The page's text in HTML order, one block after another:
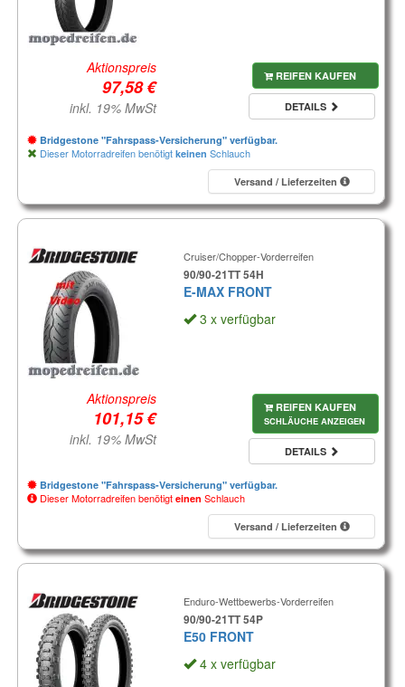
Aktionspreis
inkl. 19% MwSt
REIFEN KAUFEN
DETAILS
Bridgestone "Fahrspass-Versicherung" verfügbar.
Dieser Motorradreifen benötigt keinen Schlauch
Versand / Lieferzeiten
Cruiser/Chopper-Vorderreifen
90/90-21TT 54H
E-MAX FRONT
3 x verfügbar
Aktionspreis
inkl. 19% MwSt
REIFEN KAUFEN
SCHLÄUCHE ANZEIGEN
DETAILS
Bridgestone "Fahrspass-Versicherung" verfügbar.
Dieser Motorradreifen benötigt einen Schlauch
Versand / Lieferzeiten
Enduro-Wettbewerbs-Vorderreifen
90/90-21TT 54P
E50 FRONT
4 x verfügbar